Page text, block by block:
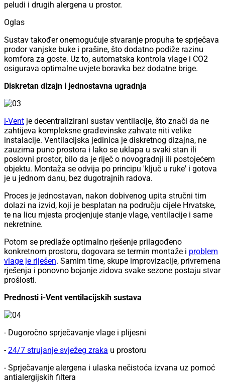
peludi i drugih alergena u prostor.
Oglas
Sustav također onemogućuje stvaranje propuha te sprječava
prodor vanjske buke i prašine, što dodatno podiže razinu
komfora za goste. Uz to, automatska kontrola vlage i CO2
osigurava optimalne uvjete boravka bez dodatne brige.
Diskretan dizajn i jednostavna ugradnja
i-Vent je decentralizirani sustav ventilacije, što znači da ne
zahtijeva kompleksne građevinske zahvate niti velike
instalacije. Ventilacijska jedinica je diskretnog dizajna, ne
zauzima puno prostora i lako se uklapa u svaki stan ili
poslovni prostor, bilo da je riječ o novogradnji ili postojećem
objektu. Montaža se odvija po principu 'ključ u ruke' i gotova
je u jednom danu, bez dugotrajnih radova.
Proces je jednostavan, nakon dobivenog upita stručni tim
dolazi na izvid, koji je besplatan na području cijele Hrvatske,
te na licu mjesta procjenjuje stanje vlage, ventilacije i same
nekretnine.
Potom se predlaže optimalno rješenje prilagođeno
konkretnom prostoru, dogovara se termin montaže i problem
vlage je riješen. Samim time, skupe improvizacije, privremena
rješenja i ponovno bojanje zidova svake sezone postaju stvar
prošlosti.
Prednosti i-Vent ventilacijskih sustava
- Dugoročno sprječavanje vlage i plijesni
-24/7 strujanje svježeg zraka u prostoru
- Sprječavanje alergena i ulaska nečistoća izvana uz pomoć
antialergijskih filtera